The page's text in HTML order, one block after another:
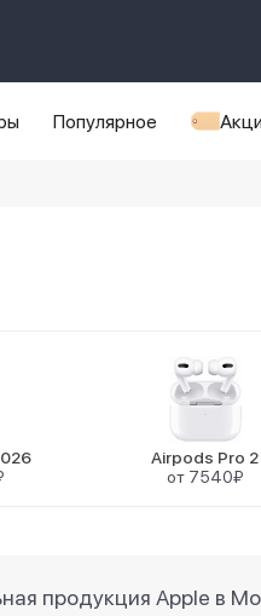
Популярное
Airpods Pro 2
от 7540₽
продукция Apple в